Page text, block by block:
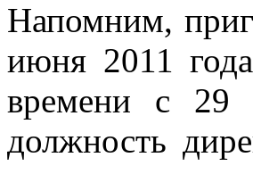
Напомним,
июня 2011
времени с 29
должность